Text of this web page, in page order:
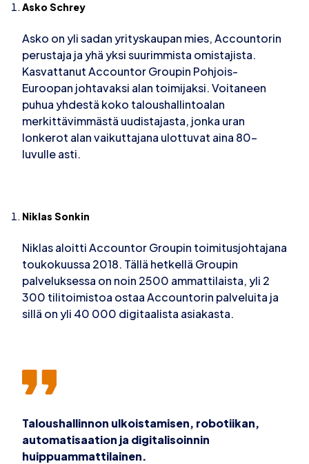
Asko Schrey
Asko on yli sadan yrityskaupan mies, Accountorin
perustaja ja yhä yksi suurimmista omistajista.
Kasvattanut Accountor Groupin Pohjois-
Euroopan johtavaksi alan toimijaksi. Voitaneen
puhua yhdestä koko taloushallintoalan
merkittävimmästä uudistajasta, jonka uran
lonkerot alan vaikuttajana ulottuvat aina 80-
luvulle asti.
Niklas Sonkin
Niklas aloitti Accountor Groupin toimitusjohtajana
toukokuussa 2018. Tällä hetkellä Groupin
palveluksessa on noin 2500 ammattilaista, yli 2
300 tilitoimistoa ostaa Accountorin palveluita ja
sillä on yli 40 000 digitaalista asiakasta.
Taloushallinnon ulkoistamisen, robotiikan,
automatisaation ja digitalisoinnin
huippuammattilainen.